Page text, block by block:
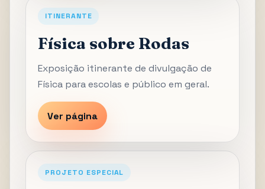
ITINERANTE
Física sobre Rodas
Exposição itinerante de divulgação de
Física para escolas e público em geral.
Ver página
PROJETO ESPECIAL